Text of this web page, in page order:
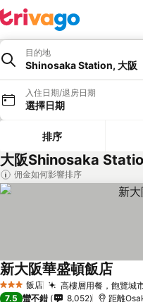
目的地
Shinosaka Station, 大阪
入住日期/退房日期
選擇日期
排序
大阪Shinosaka
佣金如何影響排序
3 星級 飯店 高樓層用餐，飽覽城
新大阪華盛頓飯店
7.5 蠻不錯 8,052 距離